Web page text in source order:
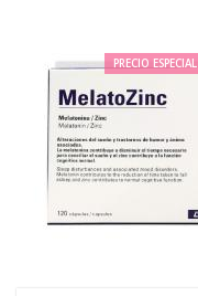
PRECIO ESPECIAL